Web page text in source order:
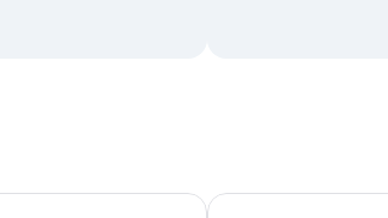
Four Points Flex by